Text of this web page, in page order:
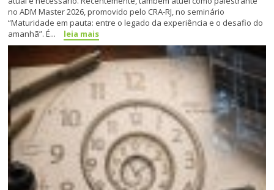
no ADM Master 2026, promovido pelo CRA-RJ, no seminário
“Maturidade em pauta: entre o legado da experiência e o desafio do
amanhã”. É...
leia mais